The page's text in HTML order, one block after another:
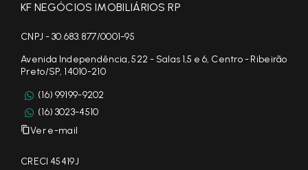
KF NEGÓCIOS IMOBILIÁRIOS RP
CNPJ - 30.683.877/0001-95
Avenida Independência, 522 - Salas 1,5 e 6, Centro - Ribeirão
Preto/SP, 14010-210
(16) 99199-9202
(16) 3023-4510
Ver e-mail
CRECI 45419J